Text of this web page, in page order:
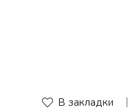
В закладки